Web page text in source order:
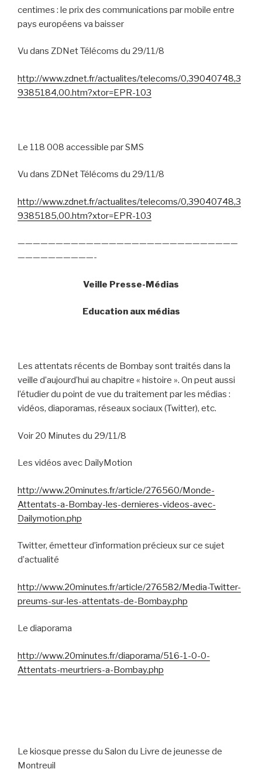
centimes : le prix des communications par mobile entre
pays européens va baisser
Vu dans ZDNet Télécoms du 29/11/8
http://www.zdnet.fr/actualites/telecoms/0,39040748,3
9385184,00.htm?xtor=EPR-103
Le 118 008 accessible par SMS
Vu dans ZDNet Télécoms du 29/11/8
http://www.zdnet.fr/actualites/telecoms/0,39040748,3
9385185,00.htm?xtor=EPR-103
—————————————————————————————
——————————-
Veille Presse-Médias
Education aux médias
Les attentats récents de Bombay sont traités dans la
veille d’aujourd’hui au chapitre « histoire ». On peut aussi
l’étudier du point de vue du traitement par les médias :
vidéos, diaporamas, réseaux sociaux (Twitter), etc.
Voir 20 Minutes du 29/11/8
Les vidéos avec DailyMotion
http://www.20minutes.fr/article/276560/Monde-
Attentats-a-Bombay-les-dernieres-videos-avec-
Dailymotion.php
Twitter, émetteur d’information précieux sur ce sujet
d’actualité
http://www.20minutes.fr/article/276582/Media-Twitter-
preums-sur-les-attentats-de-Bombay.php
Le diaporama
http://www.20minutes.fr/diaporama/516-1-0-0-
Attentats-meurtriers-a-Bombay.php
Le kiosque presse du Salon du Livre de jeunesse de
Montreuil